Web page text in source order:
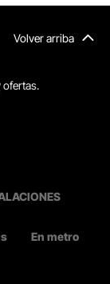
Volver arriba
ofertas.
En metro